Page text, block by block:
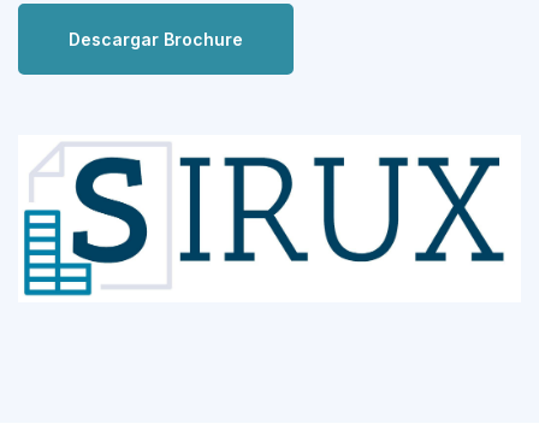
Descargar Brochure